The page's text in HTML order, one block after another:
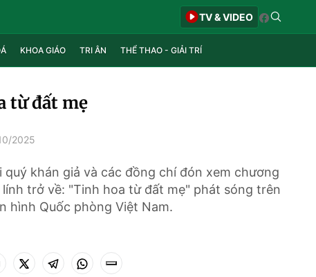
TV & VIDEO
KHOA GIÁO TRI ÂN THỂ THAO - GIẢI TRÍ
từ đất mẹ
2025
quý khán giả và các đồng chí đón xem chương
trở về: "Tinh hoa từ đất mẹ" phát sóng trên
hình Quốc phòng Việt Nam.